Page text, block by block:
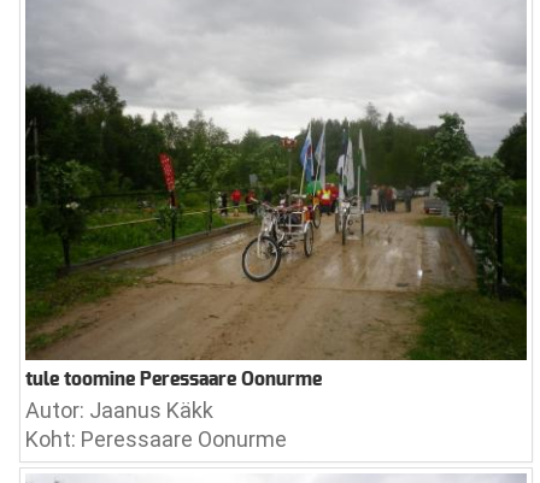
tule toomine Peressaare Oonurme
Autor: Jaanus Käkk
Koht: Peressaare Oonurme